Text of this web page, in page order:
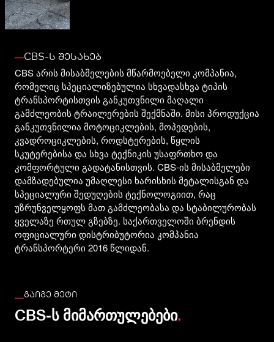
CBS-Ს ᲨᲔᲡᲐᲮᲔᲑ
CBS არის მისაბმელების მწარმოებელი კომპანია,
რომელიც სპეციალიზებულია სხვადასხვა ტიპის
ტრანსპორტისთვის განკუთვნილი მაღალი
გამძლეობის ტრაილერების შექმნაში. მისი პროდუქცია
განკუთვნილია მოტოციკლების, მოპედების,
კვადროციკლების, როდსტერების, წყლის
სკუტერებისა და სხვა ტექნიკის უსაფრთხო და
კომფორტული გადატანისთვის. CBS-ის მისაბმელები
დამზადებულია უმაღლესი ხარისხის მეტალისგან და
სპეციალური შედუღების ტექნოლოგიით, რაც
უზრუნველყოფს მათ გამძლეობასა და სტაბილურობას
ყველაზე რთულ გზებზე. საქართველოში ბრენდის
ოფიციალური დისტრიბუტორია კომპანია
ტრანსპორტერი 2016 წლიდან.
ᲒᲐᲘᲒᲔ ᲛᲔᲢᲘ
CBS-ს მიმართულებები.